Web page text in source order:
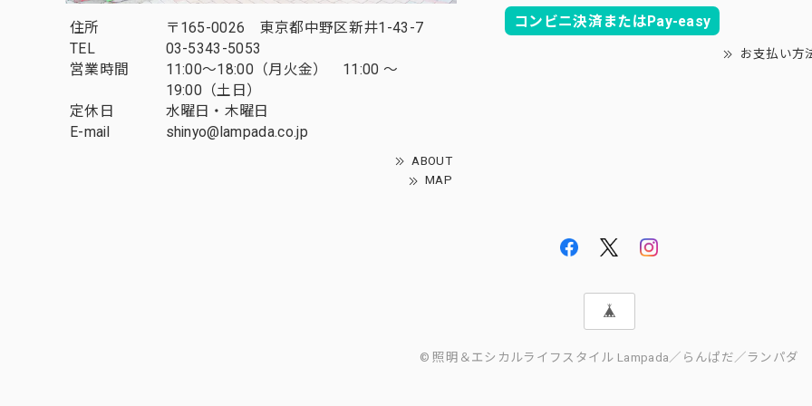
住所
〒165-0026 東京都中野区新井1-43-7
TEL
03-5343-5053
営業時間
11:00～18:00（月火金） 11:00 ～
19:00（土日）
定休日
水曜日・木曜日
E-mail
shinyo@lampada.co.jp
ABOUT
MAP
コンビニ決済またはPay-easy
お支払い方
© 照明＆エシカルライフスタイル Lampada／らんぱだ／ランパダ